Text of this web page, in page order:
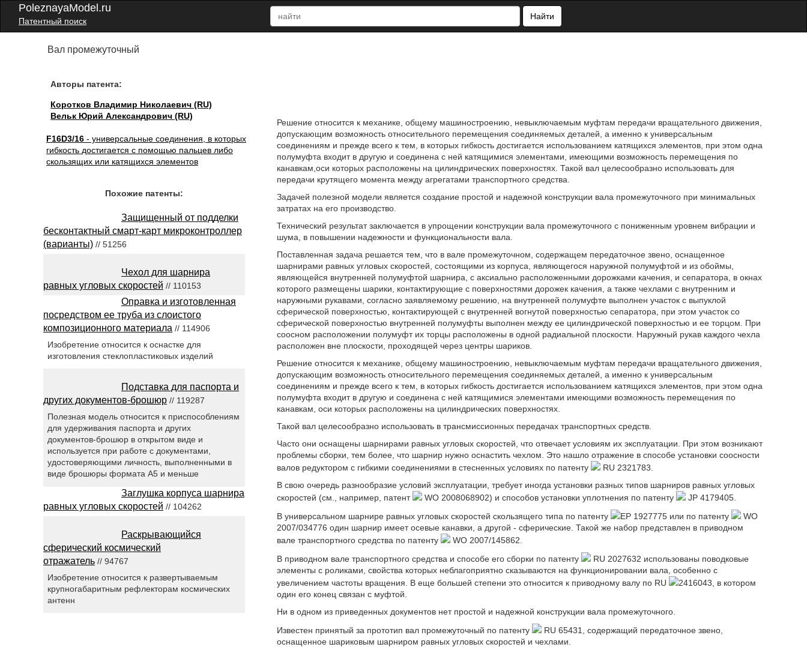
PoleznayaModel.ru
Патентный поиск
Найти
Вал промежуточный
Авторы патента:
Коротков Владимир Николаевич (RU)
Вельк Юрий Александрович (RU)
F16D3/16 - универсальные соединения, в которых
гибкость достигается с помощью пальцев либо
скользящих или катящихся элементов
Решение относится к механике, общему машиностроению, невыключаемым муфтам передачи вращательного движения,
допускающим возможность относительного перемещения соединяемых деталей, а именно к универсальным
соединениям и прежде всего к тем, в которых гибкость достигается использованием катящихся элементов, при этом одна
полумуфта входит в другую и соединена с ней катящимися элементами, имеющими возможность перемещения по
канавкам,оси которых расположены на цилиндрических поверхностях. Такой вал целесообразно использовать для
передачи крутящего момента между агрегатами транспортного средства.
Задачей полезной модели является создание простой и надежной конструкции вала промежуточного при минимальных
затратах на его производство.
Технический результат заключается в упрощении конструкции вала промежуточного с пониженным уровнем вибрации и
шума, в повышении надежности и функциональности вала.
Поставленная задача решается тем, что в вале промежуточном, содержащем передаточное звено, оснащенное
шарнирами равных угловых скоростей, состоящими из корпуса, являющегося наружной полумуфтой и из обоймы,
являющейся внутренней полумуфтой шарнира, с аксиально расположенными дорожками качения, и сепаратора, в окнах
которого размещены шарики, контактирующие с поверхностями дорожек качения, а также чехлами с внутренним и
наружными рукавами, согласно заявляемому решению, на внутренней полумуфте выполнен участок с выпуклой
сферической поверхностью, контактирующей с внутренней вогнутой поверхностью сепаратора, при этом участок со
сферической поверхностью внутренней полумуфты выполнен между ее цилиндрической поверхностью и ее торцом. При
соосном расположении полумуфт их торцы расположены в одной радиальной плоскости. Наружный рукав каждого чехла
расположен вне плоскости, проходящей через центры шариков.
Решение относится к механике, общему машиностроению, невыключаемым муфтам передачи вращательного движения,
допускающим возможность относительного перемещения соединяемых деталей, а именно к универсальным
соединениям и прежде всего к тем, в которых гибкость достигается использованием катящихся элементов, при этом одна
полумуфта входит в другую и соединена с ней катящимися элементами имеющими возможность перемещения по
канавкам, оси которых расположены на цилиндрических поверхностях.
Такой вал целесообразно использовать в трансмиссионных передачах транспортных средств.
Часто они оснащены шарнирами равных угловых скоростей, что отвечает условиям их эксплуатации. При этом возникают
проблемы сборки, тем более, что шарнир нужно оснастить чехлом. Это нашло отражение в способе установки соосности
валов редуктором с гибкими соединениями в стесненных условиях по патенту
RU 2321783.
В свою очередь разнообразие условий эксплуатации, требует иногда установки разных типов шарниров равных угловых
скоростей (см., например, патент
WO 2008068902) и способов установки уплотнения по патенту
JP 4179405.
В универсальном шарнире равных угловых скоростей скользящего типа по патенту
ЕР 1927775 или по патенту
WO
2007/034776 один шарнир имеет осевые канавки, а другой - сферические. Такой же набор представлен в приводном
вале транспортного средства по патенту
WO 2007/145862.
В приводном вале транспортного средства и способе его сборки по патенту
RU 2027632 использованы поводковые
элементы с роликами, свойства которых неблагоприятно сказываются на функционировании вала, особенно с
увеличением частоты вращения. В еще большей степени это относится к приводному валу по RU
2416043, в котором
один его конец связан с муфтой.
Ни в одном из приведенных документов нет простой и надежной конструкции вала промежуточного.
Известен принятый за прототип вал промежуточный по патенту
RU 65431, содержащий передаточное звено,
оснащенное шариковым шарниром равных угловых скоростей и чехлами.
Похожие патенты:
Защищенный от подделки
бесконтактный смарт-карт микроконтроллер
(варианты) // 51256
Чехол для шарнира
равных угловых скоростей // 110153
Оправка и изготовленная
посредством ее труба из слоистого
композиционного материала // 114906
Изобретение относится к оснастке для
изготовления стеклопластиковых изделий
Подставка для паспорта и
других документов-брошюр // 119287
Полезная модель относится к приспособлениям
для удерживания паспорта и других
документов-брошюр в открытом виде и
используется при работе с документами,
удостоверяющими личность, выполненными в
виде брошюры формата А5 и меньше
Заглушка корпуса шарнира
равных угловых скоростей // 104262
Раскрывающийся
сферический космический
отражатель // 94767
Изобретение относится к развертываемым
крупногабаритным рефлекторам космических
антенн